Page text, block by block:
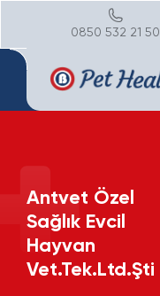
0850 532 21 50
Antvet Özel
Sağlık Evcil
Hayvan
Vet.Tek.Ltd.Şti